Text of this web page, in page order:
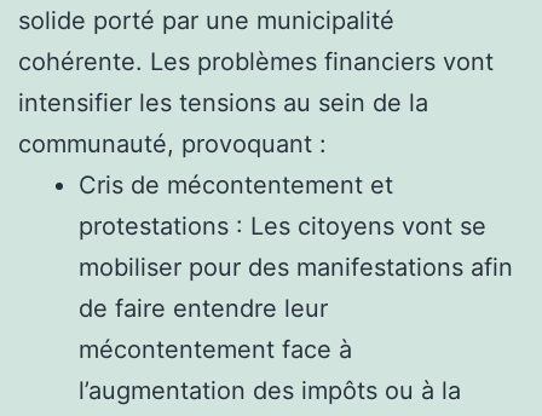
solide porté par une municipalité
cohérente. Les problèmes financiers vont
intensifier les tensions au sein de la
communauté, provoquant :
Cris de mécontentement et
protestations : Les citoyens vont se
mobiliser pour des manifestations afin
de faire entendre leur
mécontentement face à
l’augmentation des impôts ou à la